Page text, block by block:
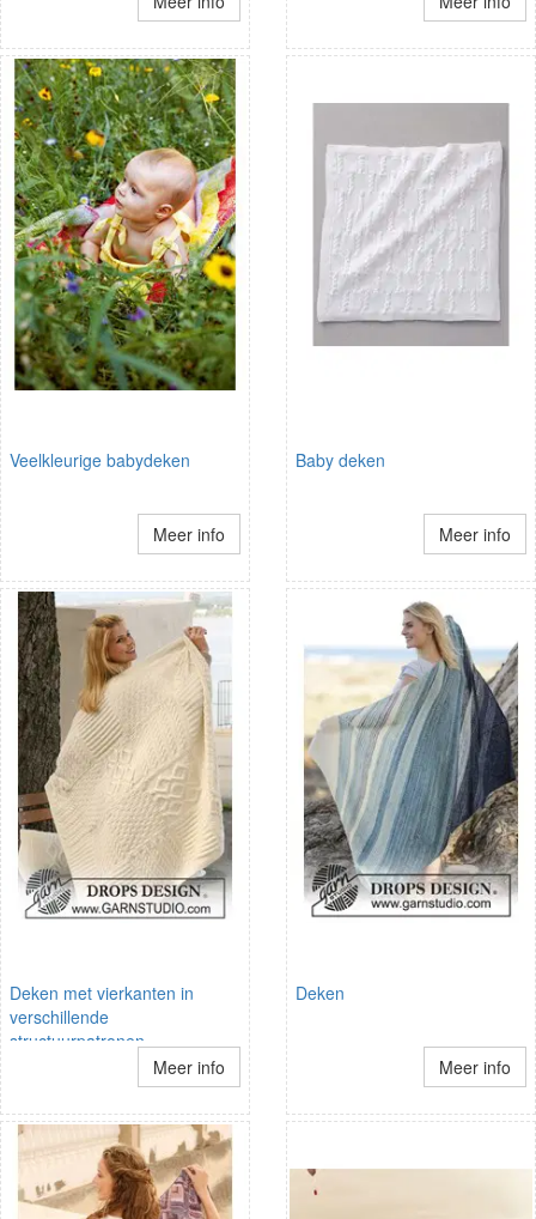
Veelkleurige babydeken
Meer info
Baby deken
Meer info
Deken met vierkanten in
verschillende
structuurpatronen
Meer info
Deken
Meer info